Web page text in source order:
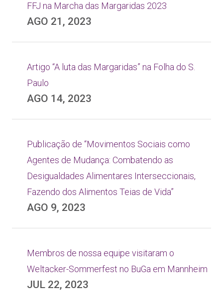
FFJ na Marcha das Margaridas 2023
AGO 21, 2023
Artigo “A luta das Margaridas” na Folha do S.
Paulo
AGO 14, 2023
Publicação de “Movimentos Sociais como
Agentes de Mudança: Combatendo as
Desigualdades Alimentares Interseccionais,
Fazendo dos Alimentos Teias de Vida”
AGO 9, 2023
Membros de nossa equipe visitaram o
Weltacker-Sommerfest no BuGa em Mannheim
JUL 22, 2023